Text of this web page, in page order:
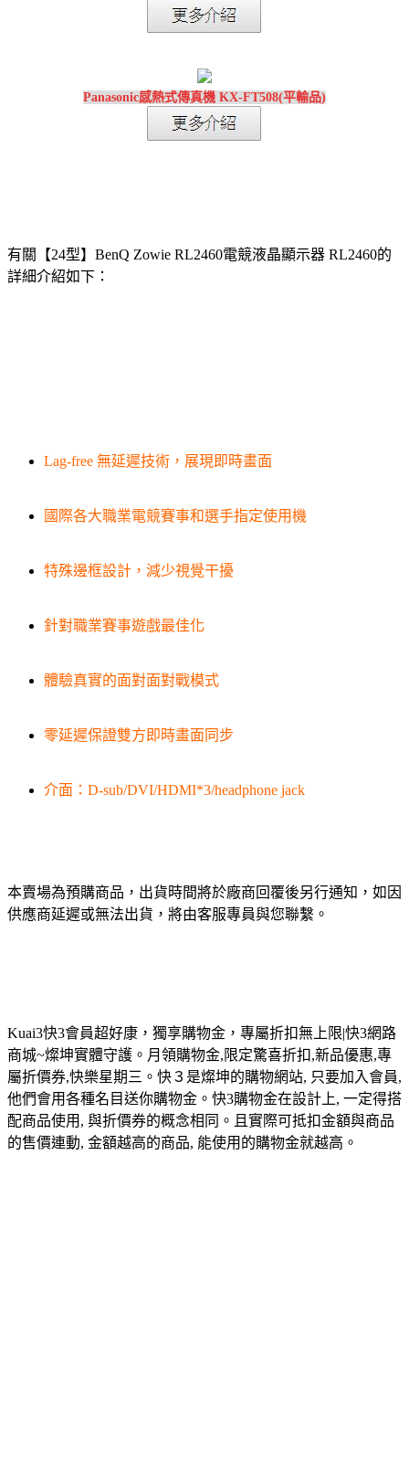
Panasonic感熱式傳真機 KX-FT508(平輸品)
有關【24型】BenQ Zowie RL2460電競液晶顯示器 RL2460的
詳細介紹如下：
Lag-free 無延遲技術，展現即時畫面
國際各大職業電競賽事和選手指定使用機
特殊邊框設計，減少視覺干擾
針對職業賽事遊戲最佳化
體驗真實的面對面對戰模式
零延遲保證雙方即時畫面同步
介面：D-sub/DVI/HDMI*3/headphone jack
本賣場為預購商品，出貨時間將於廠商回覆後另行通知，如因
供應商延遲或無法出貨，將由客服專員與您聯繫。
Kuai3快3會員超好康，獨享購物金，專屬折扣無上限|快3網路
商城~燦坤實體守護。月領購物金,限定驚喜折扣,新品優惠,專
屬折價券,快樂星期三。快３是燦坤的購物網站, 只要加入會員,
他們會用各種名目送你購物金。快3購物金在設計上, 一定得搭
配商品使用, 與折價券的概念相同。且實際可抵扣金額與商品
的售價連動, 金額越高的商品, 能使用的購物金就越高。